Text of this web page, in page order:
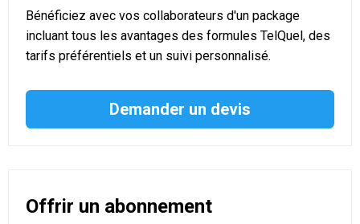
Bénéficiez avec vos collaborateurs d'un package
incluant tous les avantages des formules TelQuel, des
tarifs préférentiels et un suivi personnalisé.
Demander un devis
Offrir un abonnement